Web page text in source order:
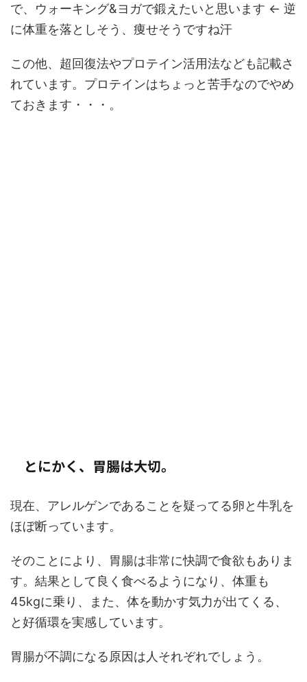
で、ウォーキング&ヨガで鍛えたいと思います ← 逆
に体重を落としそう、痩せそうですね汗
この他、超回復法やプロテイン活用法なども記載さ
れています。プロテインはちょっと苦手なのでやめ
ておきます・・・。
とにかく、胃腸は大切。
現在、アレルゲンであることを疑ってる卵と牛乳を
ほぼ断っています。
そのことにより、胃腸は非常に快調で食欲もありま
す。結果として良く食べるようになり、体重も
45kgに乗り、また、体を動かす気力が出てくる、
と好循環を実感しています。
胃腸が不調になる原因は人それぞれでしょう。